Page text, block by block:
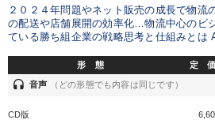
２０２４年問題やネット販売の成長で物流
の配送や店舗展開の効率化…物流中心のビ
ている勝ち組企業の戦略思考と仕組みとは
形 態 定 価
headset 音声 （どの形態でも内容は同じです）
CD版